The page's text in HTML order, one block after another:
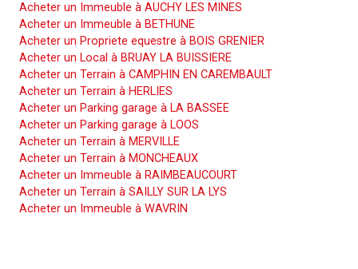
Acheter un Immeuble à AUCHY LES MINES
Acheter un Immeuble à BETHUNE
Acheter un Propriete equestre à BOIS GRENIER
Acheter un Local à BRUAY LA BUISSIERE
Acheter un Terrain à CAMPHIN EN CAREMBAULT
Acheter un Terrain à HERLIES
Acheter un Parking garage à LA BASSEE
Acheter un Parking garage à LOOS
Acheter un Terrain à MERVILLE
Acheter un Terrain à MONCHEAUX
Acheter un Immeuble à RAIMBEAUCOURT
Acheter un Terrain à SAILLY SUR LA LYS
Acheter un Immeuble à WAVRIN